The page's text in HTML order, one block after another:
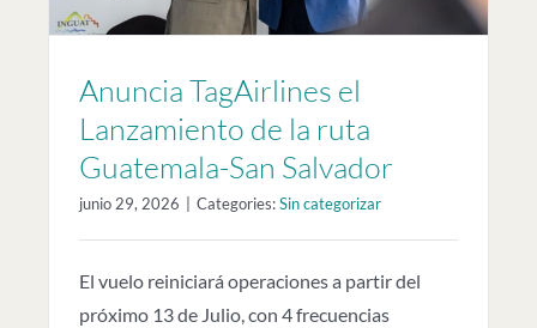
Anuncia TagAirlines el
Lanzamiento de la ruta
Guatemala-San Salvador
junio 29, 2026 Categories:Sin categorizar
El vuelo reiniciará operaciones a partir del
próximo 13 de Julio, con 4 frecuencias